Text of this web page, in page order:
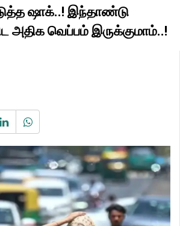
ஷாக்..! இந்தாண்டு
அதிக வெப்பம் இருக்குமாம்..!